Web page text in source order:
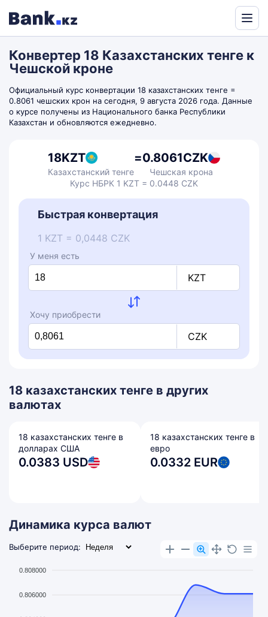
by
Translate
Конвертер 18 Казахстанских тенге к
Чешской кроне
Официальный курс конвертации 18 казахстанских тенге =
0.8061 чешских крон на сегодня, 9 августа 2026 года. Данные
о курсе получены из Национального банка Республики
Казахстан и обновляются ежедневно.
18KZT
Казахстанский тенге
=0.8061CZK
Чешская крона
Курс НБРК 1 KZT = 0.0448 CZK
Быстрая конвертация
1 KZT = 0,0448 CZK
У меня есть
KZT
Хочу приобрести
CZK
18 казахстанских тенге в других
валютах
18 казахстанских тенге в
долларах США
0.0383 USD
18 казахстанских тенге в
евро
0.0332 EUR
Динамика курса валют
Выберите период:
0.808000
0.806000